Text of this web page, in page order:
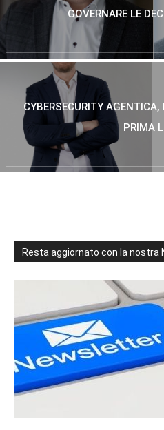
GOVERNARE LE
CYBERSECURITY
PRIMA
Resta aggiornato con la nostra